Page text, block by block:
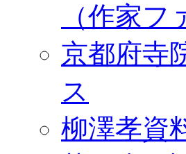
（作家フ
京都府寺
ス
柳澤孝資